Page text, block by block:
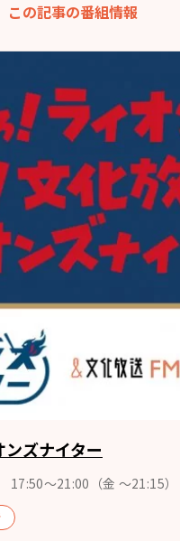
この記事の番組情報
ズナイター
17:50～21:00（金 ～21:15）